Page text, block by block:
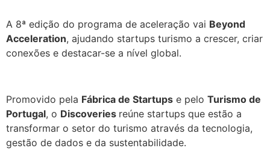
A 8ª edição do programa de aceleração vai Beyond
Acceleration, ajudando startups turismo a crescer, criar
conexões e destacar-se a nível global.
Promovido pela Fábrica de Startups e pelo Turismo de
Portugal, o Discoveries reúne startups que estão a
transformar o setor do turismo através da tecnologia,
gestão de dados e da sustentabilidade.